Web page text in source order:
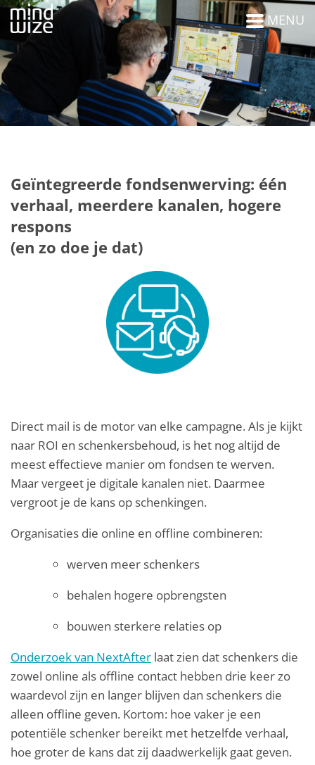
MENU
Geïntegreerde fondsenwerving: één
verhaal, meerdere kanalen, hogere
respons
(en zo doe je dat)
Direct mail is de motor van elke campagne. Als je kijkt
naar ROI en schenkersbehoud, is het nog altijd de
meest effectieve manier om fondsen te werven.
Maar vergeet je digitale kanalen niet. Daarmee
vergroot je de kans op schenkingen.
Organisaties die online en offline combineren:
werven meer schenkers
behalen hogere opbrengsten
bouwen sterkere relaties op
Onderzoek van NextAfter laat zien dat schenkers die
zowel online als offline contact hebben drie keer zo
waardevol zijn en langer blijven dan schenkers die
alleen offline geven. Kortom: hoe vaker je een
potentiële schenker bereikt met hetzelfde verhaal,
hoe groter de kans dat zij daadwerkelijk gaat geven.